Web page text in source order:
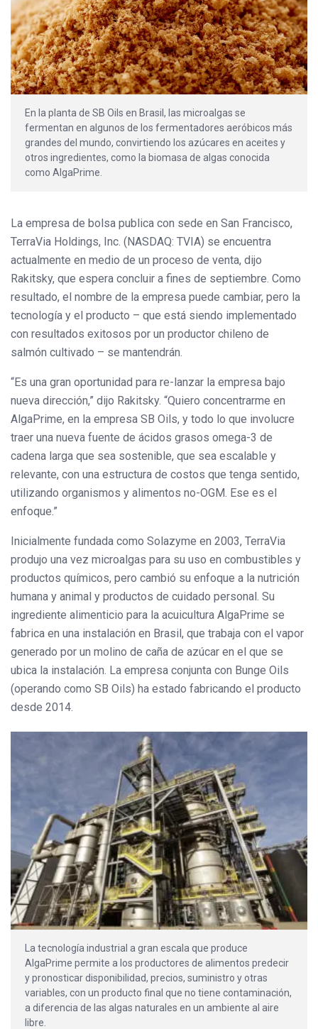
En la planta de SB Oils en Brasil, las microalgas se
fermentan en algunos de los fermentadores aeróbicos más
grandes del mundo, convirtiendo los azúcares en aceites y
otros ingredientes, como la biomasa de algas conocida
como AlgaPrime.
La empresa de bolsa publica con sede en San Francisco,
TerraVia Holdings, Inc. (NASDAQ: TVIA) se encuentra
actualmente en medio de un proceso de venta, dijo
Rakitsky, que espera concluir a fines de septiembre. Como
resultado, el nombre de la empresa puede cambiar, pero la
tecnología y el producto – que está siendo implementado
con resultados exitosos por un productor chileno de
salmón cultivado – se mantendrán.
“Es una gran oportunidad para re-lanzar la empresa bajo
nueva dirección,” dijo Rakitsky. “Quiero concentrarme en
AlgaPrime, en la empresa SB Oils, y todo lo que involucre
traer una nueva fuente de ácidos grasos omega-3 de
cadena larga que sea sostenible, que sea escalable y
relevante, con una estructura de costos que tenga sentido,
utilizando organismos y alimentos no-OGM. Ese es el
enfoque.”
Inicialmente fundada como Solazyme en 2003, TerraVia
produjo una vez microalgas para su uso en combustibles y
productos químicos, pero cambió su enfoque a la nutrición
humana y animal y productos de cuidado personal. Su
ingrediente alimenticio para la acuicultura AlgaPrime se
fabrica en una instalación en Brasil, que trabaja con el vapor
generado por un molino de caña de azúcar en el que se
ubica la instalación. La empresa conjunta con Bunge Oils
(operando como SB Oils) ha estado fabricando el producto
desde 2014.
La tecnología industrial a gran escala que produce
AlgaPrime permite a los productores de alimentos predecir
y pronosticar disponibilidad, precios, suministro y otras
variables, con un producto final que no tiene contaminación,
a diferencia de las algas naturales en un ambiente al aire
libre.